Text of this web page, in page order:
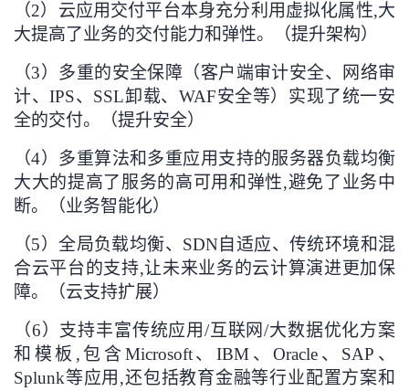
（2）云应用交付平台本身充分利用虚拟化属性,大
大提高了业务的交付能力和弹性。（提升架构）
（3）多重的安全保障（客户端审计安全、网络审
计、IPS、SSL卸载、WAF安全等）实现了统一安
全的交付。（提升安全）
（4）多重算法和多重应用支持的服务器负载均衡
大大的提高了服务的高可用和弹性,避免了业务中
断。（业务智能化）
（5）全局负载均衡、SDN自适应、传统环境和混
合云平台的支持,让未来业务的云计算演进更加保
障。（云支持扩展）
（6）支持丰富传统应用/互联网/大数据优化方案
和模板,包含Microsoft、IBM、Oracle、SAP、
Splunk等应用,还包括教育金融等行业配置方案和